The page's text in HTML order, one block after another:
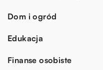
Dom i ogród
Edukacja
Finanse osobiste